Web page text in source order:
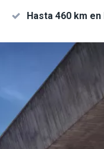
Hasta 460 km